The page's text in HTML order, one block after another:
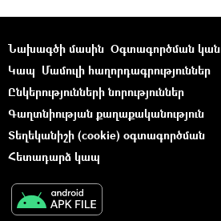
Նախագծի մասին Օգտագործման
Կապ Մամուլի հաղորդագրություններ
Ընկերությունների նորություններ
Գաղտնիության քաղաքականություն
Տեղեկանիշի (cookie) օգտագործման
Հետադարձ կապ